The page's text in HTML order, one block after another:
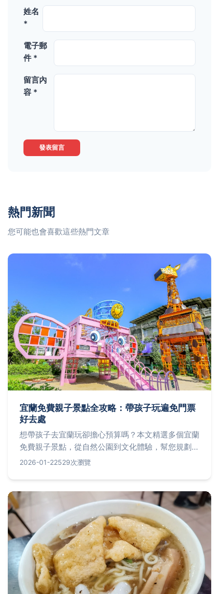
姓名
*
電子郵
件 *
留言內
容 *
發表留言
熱門新聞
您可能也會喜歡這些熱門文章
宜蘭免費親子景點全攻略：帶孩子玩遍免門票
好去處
想帶孩子去宜蘭玩卻擔心預算嗎？本文精選多個宜蘭
免費親子景點，從自然公園到文化體驗，幫您規劃省
錢又好玩的一日遊。包含實用交通建議、適合年齡層
2026-01-22529次瀏覽